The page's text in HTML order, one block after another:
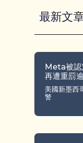
最新文
Meta被認
再遭重罰
美國新墨西
警